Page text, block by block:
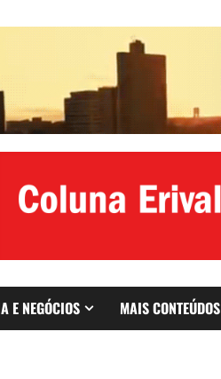
E NEGÓCIOS MAIS CONTEÚDOS